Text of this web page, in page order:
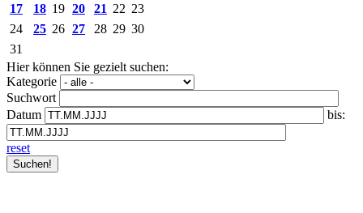
17
18 19 20 21 22 23
24
25 26 27 28 29 30
31
Hier können Sie gezielt suchen:
Kategorie
Suchwort
Datum
bis:
reset